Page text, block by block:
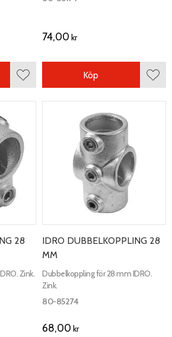
Lägg till i favoriter
74,00 kr
Köp
28
Zink.
IDRO DUBBELKOPPLING 28
MM
Dubbelkoppling för 28 mm IDRO.
Zink.
80-85274
68,00 kr